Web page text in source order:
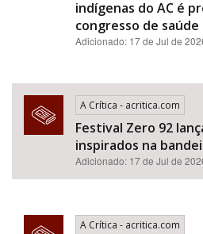
indígenas do AC é
congresso de
Adicionado: 17 de Jul de
A Crítica - acritica.com
Festival Zero 92
inspirados na
Adicionado: 17 de Jul de
A Crítica - acritica.com